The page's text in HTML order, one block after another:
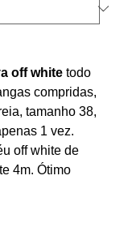
off white todo
compridas,
tamanho 38,
1 vez.
off white de
4m. Ótimo